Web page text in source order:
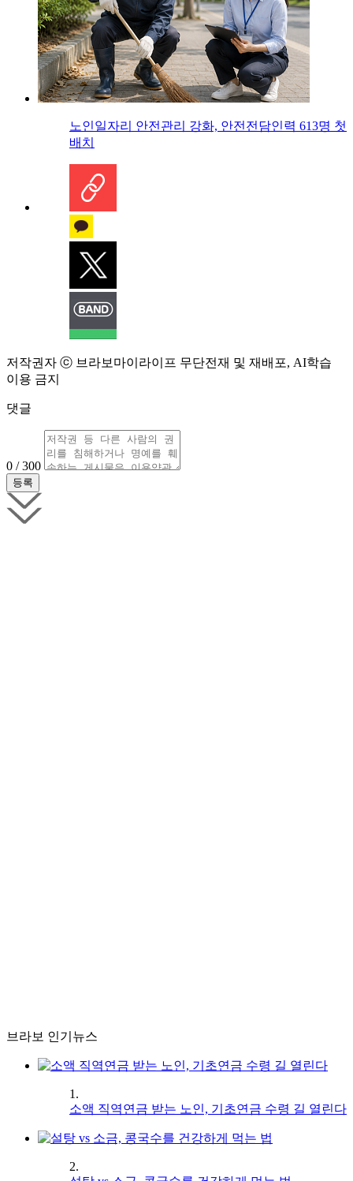
노인일자리 안전관리 강화, 안전전담인력 613명 첫
배치
저작권자 ⓒ 브라보마이라이프 무단전재 및 재배포, AI학습
이용 금지
댓글
0 / 300
브라보 인기뉴스
1.
소액 직역연금 받는 노인, 기초연금 수령 길 열린다
2.